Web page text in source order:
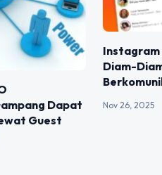
Dapat
Guest
Instagram
Diam-
Nov 26, 2025